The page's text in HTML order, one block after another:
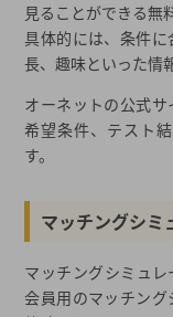
見ることができる無
具体的には、条件
長、趣味といった情
オーネットの公式
希望条件、テスト
す。
マッチングシミ
マッチングシミュ
会員用のマッチン